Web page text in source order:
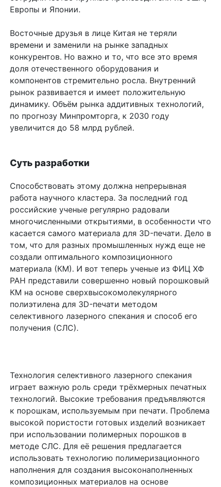
Европы и Японии.
Восточные друзья в лице Китая не теряли
времени и заменили на рынке западных
конкурентов. Но важно и то, что все это время
доля отечественного оборудования и
компонентов стремительно росла. Внутренний
рынок развивается и имеет положительную
динамику. Объём рынка аддитивных технологий,
по прогнозу Минпромторга, к 2030 году
увеличится до 58 млрд рублей.
Суть разработки
Способствовать этому должна непрерывная
работа научного кластера. За последний год
российские ученые регулярно радовали
многочисленными открытиями, в особенности что
касается самого материала для 3D-печати. Дело в
том, что для разных промышленных нужд еще не
создали оптимального композиционного
материала (КМ). И вот теперь ученые из ФИЦ ХФ
РАН представили совершенно новый порошковый
КМ на основе сверхвысокомолекулярного
полиэтилена для 3D-печати методом
селективного лазерного спекания и способ его
получения (СЛС).
Технология селективного лазерного спекания
играет важную роль среди трёхмерных печатных
технологий. Высокие требования предъявляются
к порошкам, используемым при печати. Проблема
высокой пористости готовых изделий возникает
при использовании полимерных порошков в
методе СЛС. Для её решения предлагается
использовать технологию полимеризационного
наполнения для создания высоконаполненных
композиционных материалов на основе